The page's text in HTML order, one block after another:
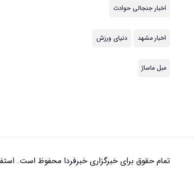
اخبار جنجالی حوادث
اخبار مشهد دنیای ورزش
مبل ماساژ
تمام حقوق برای خبرگزاری خبرفردا محفوظ است.